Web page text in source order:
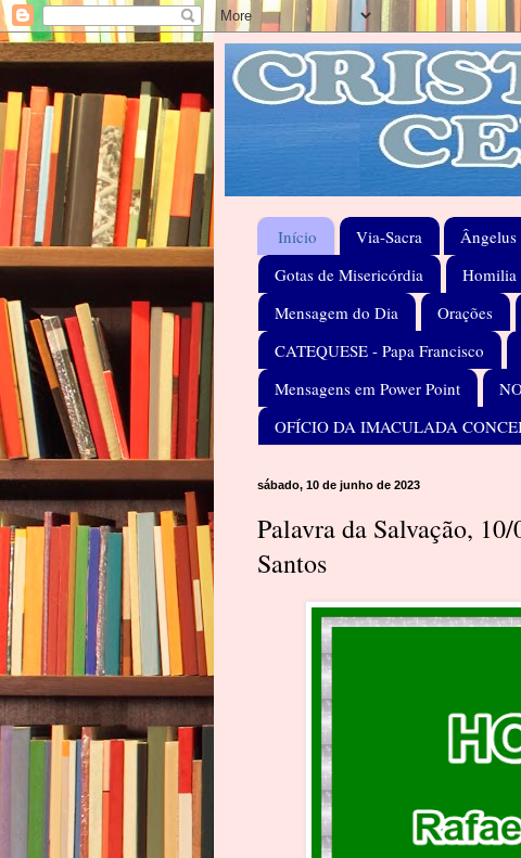
Início Via-Sacra Ângelus
Gotas de Misericórdia
Homilia
Mensagem do Dia
Orações
CATEQUESE - Papa Francisco
Mensagens em Power Point
OFÍCIO DA IMACULADA
sábado, 10 de junho de 2023
Palavra da Salvação,
Santos